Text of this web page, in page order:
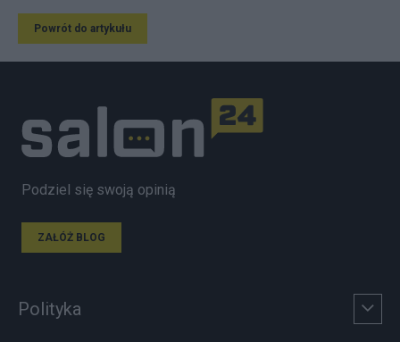
Powrót do artykułu
Podziel się swoją opinią
ZAŁÓŻ BLOG
Polityka